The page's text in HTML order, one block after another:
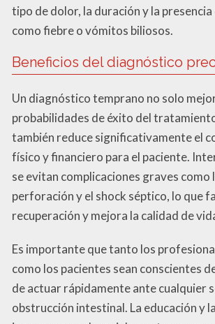
tipo de dolor, la duración y la
como fiebre o vómitos biliosos.
Beneficios del diagnóstico
Un diagnóstico temprano no solo
probabilidades de éxito del
también reduce significativamente el
físico y financiero para el paciente.
se evitan complicaciones graves como
perforación y el shock séptico, lo que
recuperación y mejora la calidad de
Es importante que tanto los
como los pacientes sean conscientes
de actuar rápidamente ante cualquier
obstrucción intestinal. La educación y